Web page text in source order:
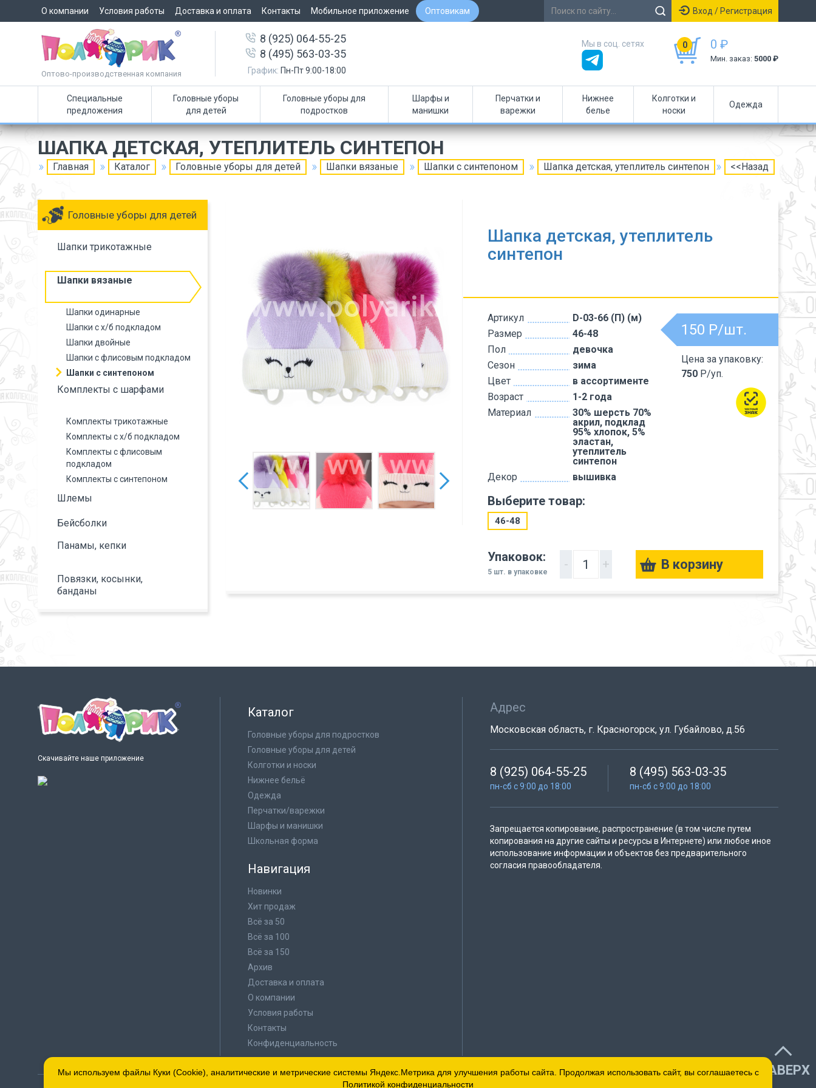
О компании Условия работы Доставка и оплата Контакты Мобильное приложение Оптовикам Вход / Регистрация
Оптово-производственная компания
8 (925) 064-55-25
8 (495) 563-03-35
График: Пн-Пт 9:00-18:00
0 0 ₽
Мин. заказ: 5000 ₽
Мы в соц. сетях
Специальные
предложения
Головные уборы
для детей
Головные уборы для
подростков
Шарфы и
манишки
Перчатки и
варежки
Нижнее
белье
Колготки и
носки
Одежда
ШАПКА ДЕТСКАЯ, УТЕПЛИТЕЛЬ СИНТЕПОН
Главная Каталог Головные уборы для детей Шапки вязаные Шапки с синтепоном Шапка детская, утеплитель синтепон <<Назад
Головные уборы для детей
Шапки трикотажные
Шапки вязаные
Шапки одинарные
Шапки с х/б подкладом
Шапки двойные
Шапки с флисовым подкладом
Шапки с синтепоном
Комплекты с шарфами
Комплекты трикотажные
Комплекты с х/б подкладом
Комплекты с флисовым
подкладом
Комплекты с синтепоном
Шлемы
Бейсболки
Панамы, кепки
Повязки, косынки,
банданы
Шапка детская, утеплитель
синтепон
Артикул
D-03-66 (П) (м)
Размер
46-48
Пол
девочка
Сезон
зима
Цвет
в ассортименте
Возраст
1-2 года
Материал
30% шерсть 70%
акрил, подклад
95% хлопок, 5%
эластан,
утеплитель
синтепон
Декор
вышивка
150 Р/шт.
Цена за упаковку:
750 Р/уп.
Выберите товар:
46-48
Упаковок:
5 шт. в упаковке
- +
Скачивайте наше приложение
Каталог
Головные уборы для подростков
Головные уборы для детей
Колготки и носки
Нижнее бельё
Одежда
Перчатки/варежки
Шарфы и манишки
Школьная форма
Навигация
Новинки
Хит продаж
Всё за 50
Всё за 100
Всё за 150
Архив
Доставка и оплата
О компании
Условия работы
Контакты
Конфиденциальность
Адрес
Московская область, г. Красногорск, ул. Губайлово, д.56
8 (925) 064-55-25
пн-сб с 9:00 до 18:00
8 (495) 563-03-35
пн-сб с 9:00 до 18:00
Запрещается копирование, распространение (в том числе путем
копирования на другие сайты и ресурсы в Интернете) или любое иное
использование информации и объектов без предварительного
согласия правообладателя.
НАВЕРХ
Мы используем файлы Куки (Cookie), аналитические и метрические системы Яндекс.Метрика для улучшения работы сайта. Продолжая использовать сайт, вы соглашаетесь с
Политикой конфиденциальности